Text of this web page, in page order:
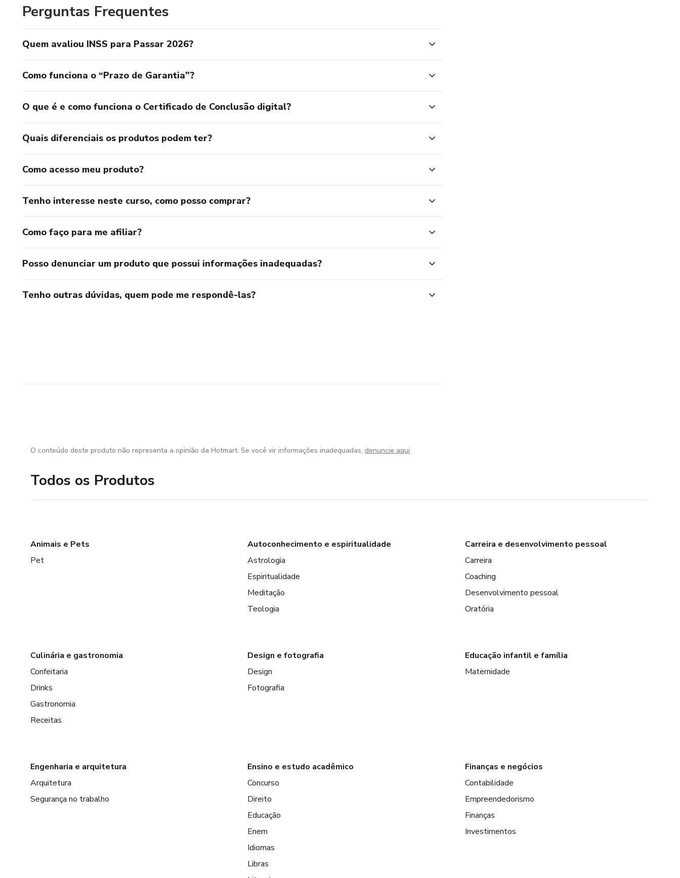
Perguntas Frequentes
Quem avaliou INSS para Passar 2026?
Como funciona o “Prazo de Garantia”?
O que é e como funciona o Certificado de Conclusão digital?
Quais diferenciais os produtos podem ter?
Como acesso meu produto?
Tenho interesse neste curso, como posso comprar?
Como faço para me afiliar?
Posso denunciar um produto que possui informações inadequadas?
Tenho outras dúvidas, quem pode me respondê-las?
O conteúdo deste produto não representa a opinião da Hotmart. Se você vir informações inadequadas, denuncie aqui
Todos os Produtos
Animais e Pets
Pet
Autoconhecimento e espiritualidade
Astrologia
Espiritualidade
Meditação
Teologia
Carreira e desenvolvimento pessoal
Carreira
Coaching
Desenvolvimento pessoal
Oratória
Culinária e gastronomia
Confeitaria
Drinks
Gastronomia
Receitas
Design e fotografia
Design
Fotografia
Educação infantil e família
Maternidade
Engenharia e arquitetura
Arquitetura
Segurança no trabalho
Ensino e estudo acadêmico
Concurso
Direito
Educação
Enem
Idiomas
Libras
Finanças e negócios
Contabilidade
Empreendedorismo
Finanças
Investimentos